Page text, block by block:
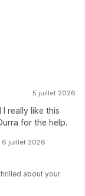
5 juillet 2026
really like this
for the help.
6 juillet 2026
about your